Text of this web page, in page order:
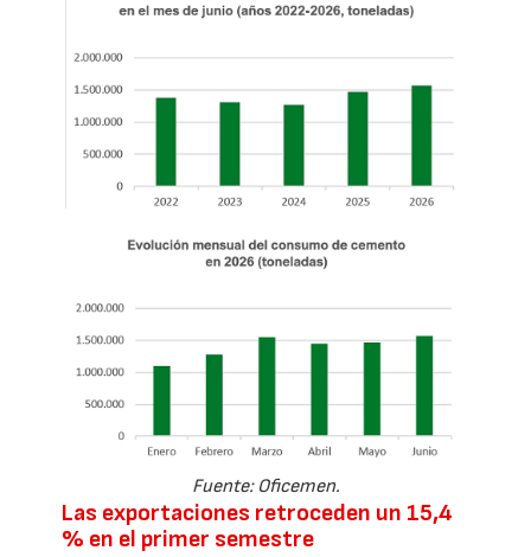
Fuente: Oficemen.
Las exportaciones retroceden un 15,4
% en el primer semestre